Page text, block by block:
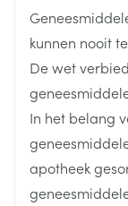
Verpakking
Actieve
Ingrediënten
Behoud
kunnen nooit
De wet
In het belang
apotheek